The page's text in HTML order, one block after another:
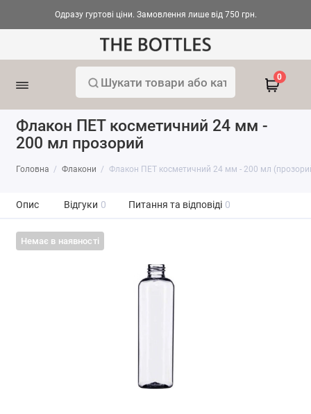
Одразу гуртові ціни. Замовлення лише від 750 грн.
0
Флакон ПЕТ косметичний 24 мм -
200 мл прозорий
Головна Флакони Флакон ПЕТ косметичний 24 мм - 200 мл
Опис Відгуки 0 Питання та відповіді 0
Немає в наявності